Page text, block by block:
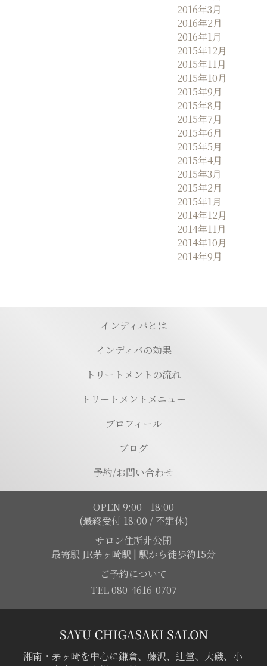
2016年3月
2016年2月
2016年1月
2015年12月
2015年11月
2015年10月
2015年9月
2015年8月
2015年7月
2015年6月
2015年5月
2015年4月
2015年3月
2015年2月
2015年1月
2014年12月
2014年11月
2014年10月
2014年9月
インディバとは
インディバの効果
トリートメントの流れ
トリートメントメニュー
プロフィール
ブログ
予約/お問い合わせ
OPEN 9:00 - 18:00
(最終受付 18:00 / 不定休)
サロン住所非公開
最寄駅 JR茅ヶ崎駅 | 駅から徒歩約15分
ご予約について
TEL 080-4616-0707
湘南・茅ヶ崎を中心に鎌倉、藤沢、辻堂、大磯、小